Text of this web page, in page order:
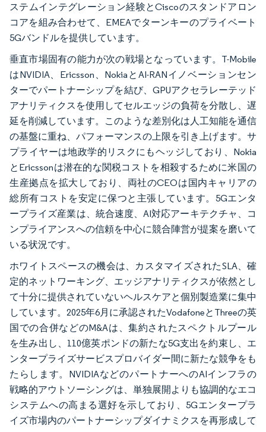
ステムインテグレーション経験とCiscoのスタンドアロン
コアを組み合わせて、EMEAでターンキーのプライベート
5Gバンドルを提供しています。
垂直市場固有の能力が次の戦場となっています。T-Mobile
はNVIDIA、Ericsson、NokiaとAI-RANイノベーションセン
ターでパートナーシップを結び、GPUアクセラレーテッド
アナリティクスを使用してセルエッジの負荷を分散し、遅
延を削減しています。このような差別化は人工知能を通信
の基盤に重ね、パフォーマンスの上限を引き上げます。サ
プライヤーは地政学的リスクにもヘッジしており、Nokia
とEricssonは潜在的な関税コストを相殺するために米国の
生産拠点を拡大しており、両社のCEOは国内キャリアの
総所有コストを安定に保つと主張しています。5Gエンタ
ープライズ産業は、統合速度、AI対応アーキテクチャ、コ
ンプライアンスへの信頼を中心に競合陣営が提案を磨いて
いる状況です。
ホワイトスペースの機会は、カスタマイズされたSLA、確
定的ネットワーキング、エッジアナリティクスが依然とし
て十分に提供されていないヘルスケアと個別製造業に集中
しています。2025年6月に承認されたVodafoneとThreeの英
国での合併などのM&Aは、集約されたスペクトルプール
を生み出し、110億英ポンドの新たな5G支出を約束し、エ
ンタープライズサービスプロバイダー間に新たな競争をも
たらします。NVIDIAなどのパートナーへのAIインフラの
戦略的アウトソーシングは、単独展開よりも協調的なエコ
システムへの高まる選好を示しており、5Gエンタープラ
イズ市場内のパートナーシップダイナミクスを再形成して